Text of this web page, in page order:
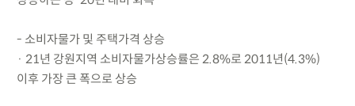
- 소비자물가 및 주택가격 상승
· 21년 강원지역 소비자물가상승률은 2.8%로 2011년(4.3%)
이후 가장 큰 폭으로 상승